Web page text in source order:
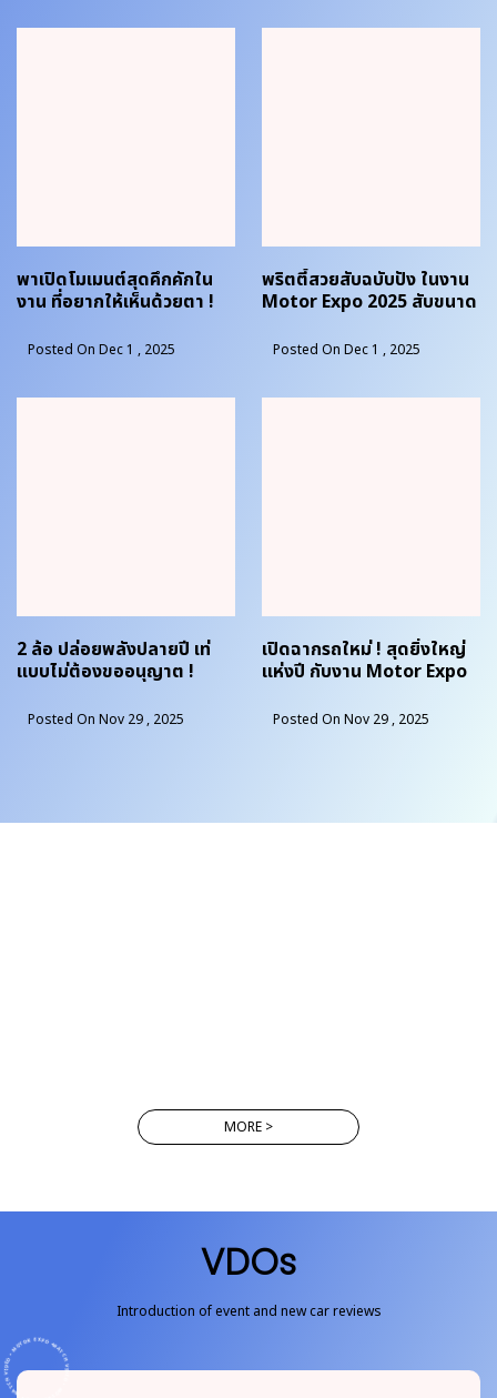
พาเปิดโมเมนต์สุดคึกคักใน
งาน ที่อยากให้เห็นด้วยตา !
Posted On Dec 1 , 2025
พริตตี้สวยสับฉบับปัง ในงาน
Motor Expo 2025 สับขนาด
Posted On Dec 1 , 2025
2 ล้อ ปล่อยพลังปลายปี เท่
แบบไม่ต้องขออนุญาต !
Posted On Nov 29 , 2025
เปิดฉากรถใหม่ ! สุดยิ่งใหญ่
แห่งปี กับงาน Motor Expo
Posted On Nov 29 , 2025
MORE >
VDOs
Introduction of event and new car reviews
WATCH VIDEO • MOTOR EXPO • WATCH VIDEO • MOTOR EXPO •